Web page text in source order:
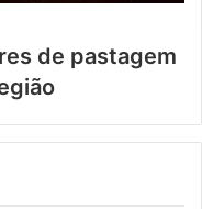
de pastagem